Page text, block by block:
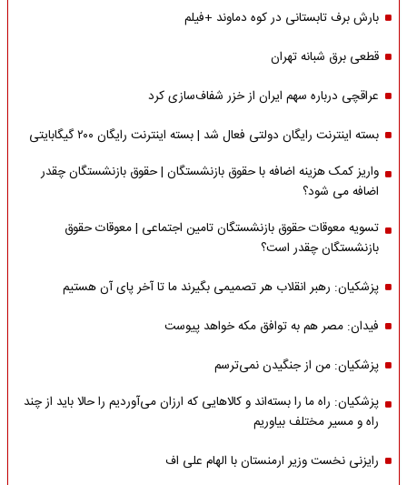
بارش برف تابستانی در کوه دماوند +فیلم
قطعی برق شبانه تهران
عراقچی درباره سهم ایران از خزر شفاف‌سازی کرد
بسته اینترنت رایگان دولتی فعال شد | بسته اینترنت رایگان ۲۰۰ گیگابایتی
واریز کمک هزینه اضافه با حقوق بازنشستگان | حقوق بازنشستگان چقدر
اضافه می شود؟
تسویه معوقات حقوق بازنشستگان تامین اجتماعی | معوقات حقوق
بازنشستگان چقدر است؟
پزشکیان: رهبر انقلاب هر تصمیمی بگیرند ما تا آخر پای آن هستیم
فیدان: مصر هم به توافق مکه خواهد پیوست
پزشکیان: من از جنگیدن نمی‌ترسم
پزشکیان: راه ما را بسته‌اند و کالاهایی که ارزان می‌آوردیم را حالا باید از چند
راه و مسیر مختلف بیاوریم
رایزنی نخست وزیر ارمنستان با الهام علی اف